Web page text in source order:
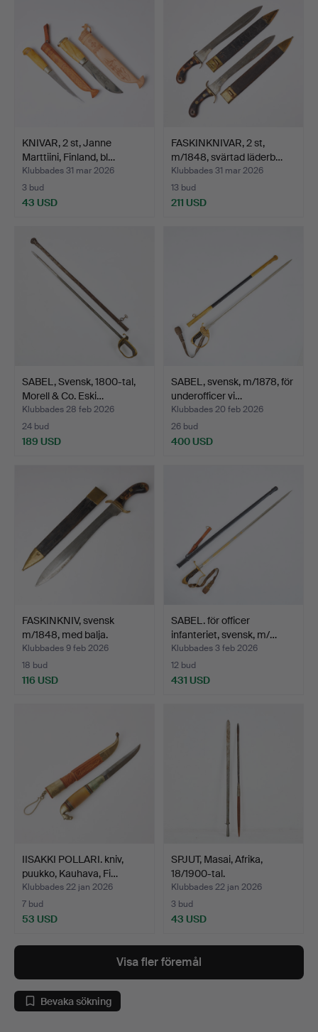
KNIVAR, 2 st, Janne
Marttiini, Finland, bl…
Klubbades 31 mar 2026
3 bud
43 USD
FASKINKNIVAR, 2 st,
m/1848, svärtad läderb…
Klubbades 31 mar 2026
13 bud
211 USD
SABEL, Svensk, 1800-tal,
Morell & Co. Eski…
Klubbades 28 feb 2026
24 bud
189 USD
SABEL, svensk, m/1878, för
underofficer vi…
Klubbades 20 feb 2026
26 bud
400 USD
FASKINKNIV, svensk
m/1848, med balja.
Klubbades 9 feb 2026
18 bud
116 USD
SABEL. för officer
infanteriet, svensk, m/…
Klubbades 3 feb 2026
12 bud
431 USD
IISAKKI POLLARI. kniv,
puukko, Kauhava, Fi…
Klubbades 22 jan 2026
7 bud
53 USD
SPJUT, Masai, Afrika,
18/1900-tal.
Klubbades 22 jan 2026
3 bud
43 USD
Visa fler föremål
Bevaka sökning